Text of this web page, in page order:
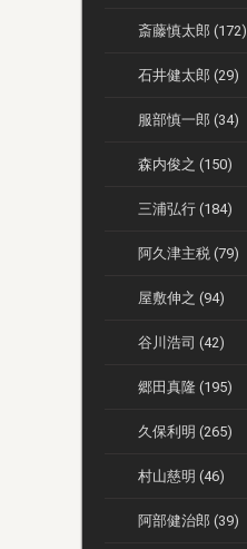
斎藤慎太郎 (172)
石井健太郎 (29)
服部慎一郎 (34)
森内俊之 (150)
三浦弘行 (184)
阿久津主税 (79)
屋敷伸之 (94)
谷川浩司 (42)
郷田真隆 (195)
久保利明 (265)
村山慈明 (46)
阿部健治郎 (39)